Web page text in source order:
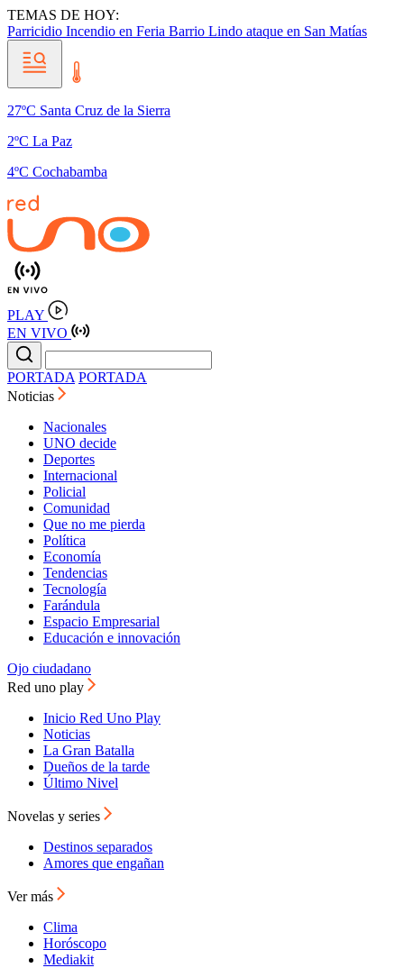
TEMAS DE HOY:
Parricidio Incendio en Feria Barrio Lindo ataque en San Matías
27ºC Santa Cruz de la Sierra
2ºC La Paz
4ºC Cochabamba
PLAY
EN VIVO
PORTADA PORTADA
Noticias
Nacionales
UNO decide
Deportes
Internacional
Policial
Comunidad
Que no me pierda
Política
Economía
Tendencias
Tecnología
Farándula
Espacio Empresarial
Educación e innovación
Ojo ciudadano
Red uno play
Inicio Red Uno Play
Noticias
La Gran Batalla
Dueños de la tarde
Último Nivel
Novelas y series
Destinos separados
Amores que engañan
Ver más
Clima
Horóscopo
Mediakit